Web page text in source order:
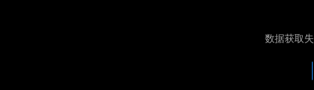
数据获取